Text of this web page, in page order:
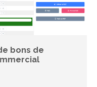
bons de